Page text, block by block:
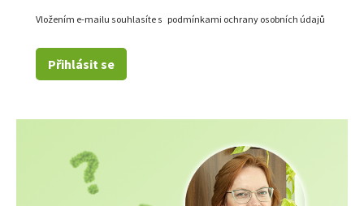
Vložením e-mailu souhlasíte s podmínkami ochrany osobních údajů
Přihlásit se